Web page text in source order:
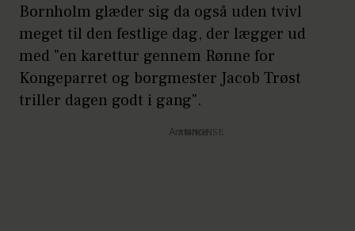
Bornholm glæder sig da også uden tvivl
meget til den festlige dag, der lægger ud
med "en karettur gennem Rønne for
Kongeparret og borgmester Jacob Trøst
triller dagen godt i gang".
Annonce